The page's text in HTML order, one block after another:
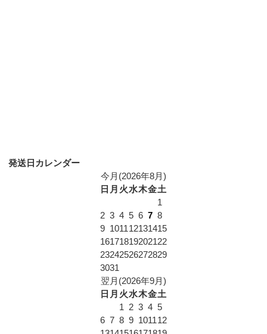
発送日カレンダー
今月(2026年8月)
日 月 火水木金土
1
2 3 4 5 6 7 8
9 101112131415
16171819202122
23242526272829
3031
翌月(2026年9月)
日 月 火水木金土
1 2 3 4 5
6 7 8 9 101112